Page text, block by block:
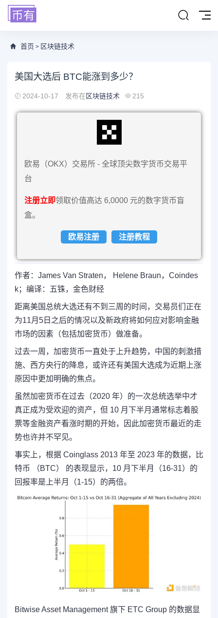
首页 > 区块链技术
美国大选后 BTC能涨到多少？
2024-10-17 发布在区块链技术 215
欧易（OKX）交易所 - 全球顶尖数字货币交易平
台
注册立即领取价值高达 6,0000 元的数字货币盲
盒。
欧易注册 注册教程
作者：James Van Straten， Helene Braun，Coindes
k；编译：五铢，金色财经
距离美国总统大选还有不到三周的时间，交易员们正在
为11月5日之后的情况以及新政府将如何应对影响金融
市场的因素（包括加密货币）做准备。
过去一周，加密货币一直处于上升趋势，中国的刺激措
施、西方央行的降息，或许还有美国大选成为近期上涨
原因中更加明确的焦点。
虽然加密货币在过去（2020 年）的一次总统选举中才
真正成为受欢迎的资产，但 10 月下半月通常标志着股
票等金融资产看涨时期的开始，因此加密货币最近的走
势也许并不罕见。
事实上，根据 Coinglass 2013 年至 2023 年的数据，比
特币 （BTC） 的表现显示， 10 月下半月（16-31）的
回报率是上半月（1-15）的两倍。
Bitwise Asset Management 旗下 ETC Group 的数据显